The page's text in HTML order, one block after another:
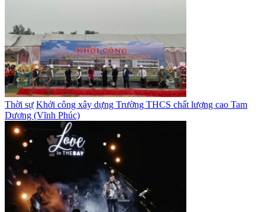
Thời sự Khởi công xây dựng Trường THCS chất lượng cao Tam
Dương (Vĩnh Phúc)